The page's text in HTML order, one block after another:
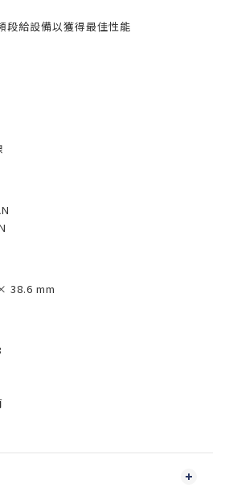
段給設備以獲得最佳性能
38.6 mm